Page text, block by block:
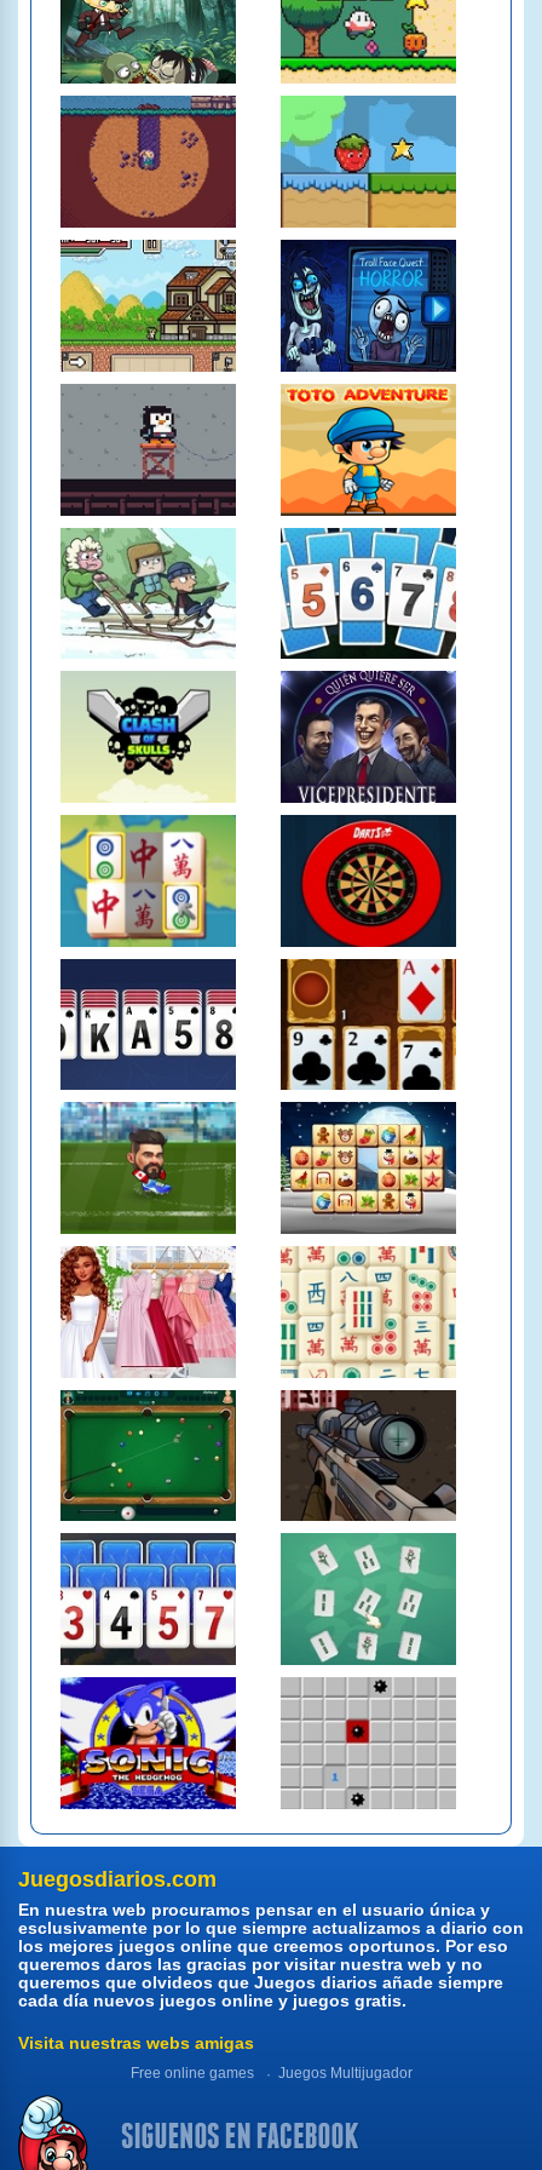
Juegosdiarios.com
En nuestra web procuramos pensar en el usuario única y
esclusivamente por lo que siempre actualizamos a diario con
los mejores juegos online que creemos oportunos. Por eso
queremos daros las gracias por visitar nuestra web y no
queremos que olvideos que Juegos diarios añade siempre
cada día nuevos juegos online y juegos gratis.
Visita nuestras webs amigas
Free online games Juegos Multijugador